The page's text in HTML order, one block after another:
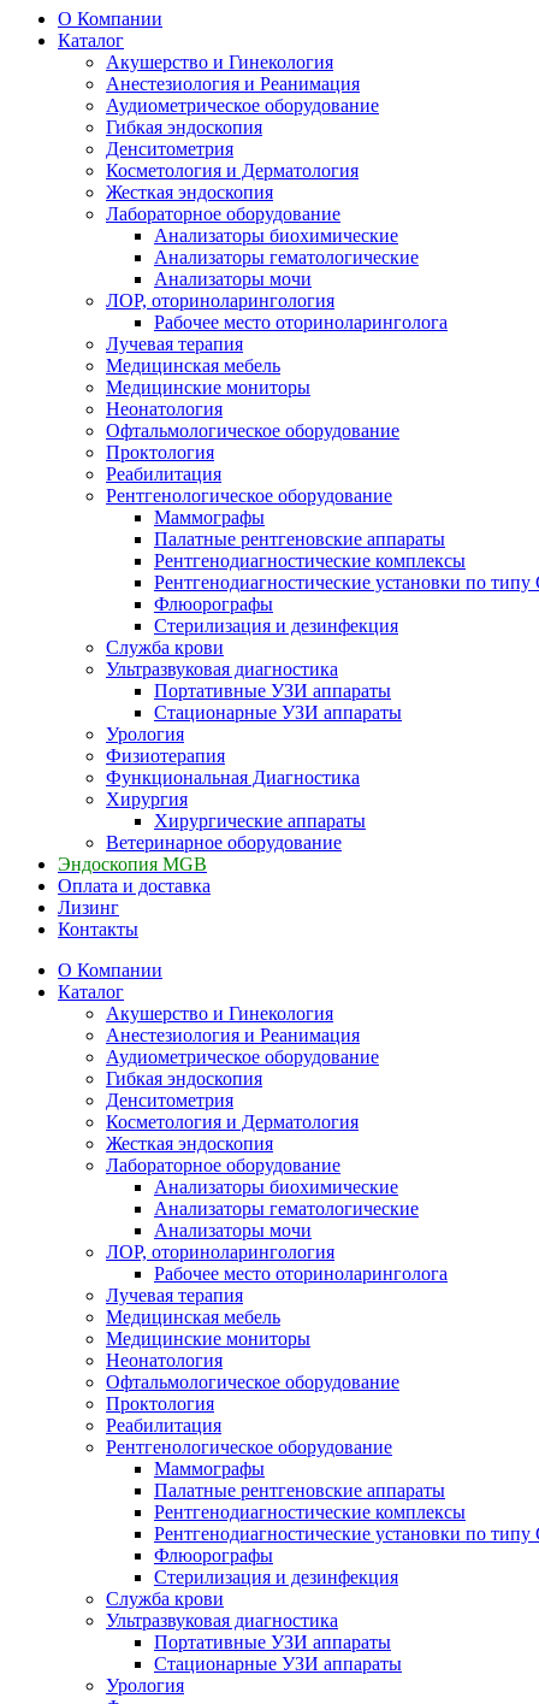
О Компании
Каталог
Акушерство и Гинекология
Анестезиология и Реанимация
Аудиометрическое оборудование
Гибкая эндоскопия
Денситометрия
Косметология и Дерматология
Жесткая эндоскопия
Лабораторное оборудование
Анализаторы биохимические
Анализаторы гематологические
Анализаторы мочи
ЛОР, оториноларингология
Рабочее место оториноларинголога
Лучевая терапия
Медицинская мебель
Медицинские мониторы
Неонатология
Офтальмологическое оборудование
Проктология
Реабилитация
Рентгенологическое оборудование
Маммографы
Палатные рентгеновские аппараты
Рентгенодиагностические комплексы
Рентгенодиагностические установки по типу
Флюорографы
Стерилизация и дезинфекция
Служба крови
Ультразвуковая диагностика
Портативные УЗИ аппараты
Стационарные УЗИ аппараты
Урология
Физиотерапия
Функциональная Диагностика
Хирургия
Хирургические аппараты
Ветеринарное оборудование
Эндоскопия MGB
Оплата и доставка
Лизинг
Контакты
О Компании
Каталог
Акушерство и Гинекология
Анестезиология и Реанимация
Аудиометрическое оборудование
Гибкая эндоскопия
Денситометрия
Косметология и Дерматология
Жесткая эндоскопия
Лабораторное оборудование
Анализаторы биохимические
Анализаторы гематологические
Анализаторы мочи
ЛОР, оториноларингология
Рабочее место оториноларинголога
Лучевая терапия
Медицинская мебель
Медицинские мониторы
Неонатология
Офтальмологическое оборудование
Проктология
Реабилитация
Рентгенологическое оборудование
Маммографы
Палатные рентгеновские аппараты
Рентгенодиагностические комплексы
Рентгенодиагностические установки по типу
Флюорографы
Стерилизация и дезинфекция
Служба крови
Ультразвуковая диагностика
Портативные УЗИ аппараты
Стационарные УЗИ аппараты
Урология